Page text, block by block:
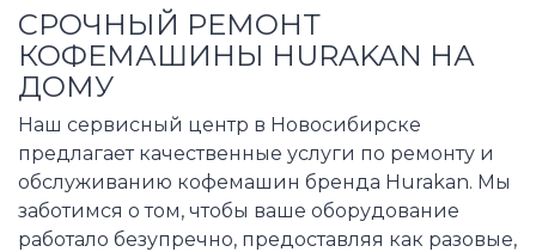
СРОЧНЫЙ РЕМОНТ
КОФЕМАШИНЫ HURAKAN НА
ДОМУ
Наш сервисный центр в Новосибирске
предлагает качественные услуги по ремонту и
обслуживанию кофемашин бренда Hurakan. Мы
заботимся о том, чтобы ваше оборудование
работало безупречно, предоставляя как разовые,